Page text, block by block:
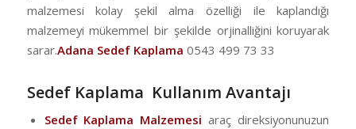
malzemesi kolay şekil alma özelliği ile kaplandığı
malzemeyi mükemmel bir şekilde orjinalliğini koruyarak
sarar.Adana Sedef Kaplama 0543 499 73 33
Sedef Kaplama Kullanım Avantajı
Sedef Kaplama Malzemesi araç direksiyonunuzun